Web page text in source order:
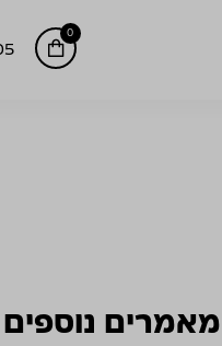
0
מאמרים נוספים